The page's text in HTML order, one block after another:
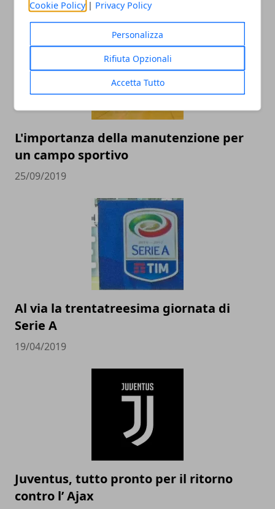
Cookie Policy | Privacy Policy
Personalizza
Rifiuta Opzionali
Accetta Tutto
ARTICOLI CORRELATI
L'importanza della manutenzione per
un campo sportivo
25/09/2019
Al via la trentatreesima giornata di
Serie A
19/04/2019
Juventus, tutto pronto per il ritorno
contro l’ Ajax